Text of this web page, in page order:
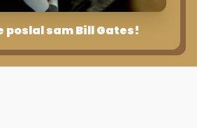
poslal sam Bill Gates!